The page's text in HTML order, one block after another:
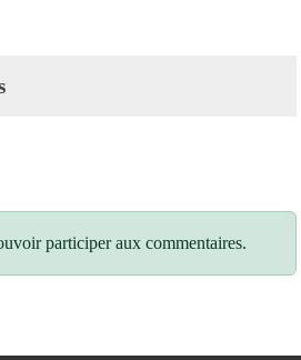
participer aux commentaires.